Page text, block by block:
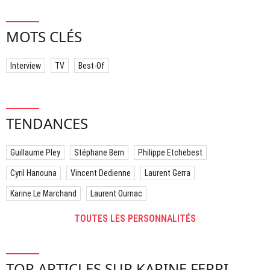
MOTS CLÉS
Interview TV Best-Of
TENDANCES
Guillaume Pley Stéphane Bern Philippe Etchebest
Cyril Hanouna Vincent Dedienne Laurent Gerra
Karine Le Marchand Laurent Ournac
TOUTES LES PERSONNALITÉS